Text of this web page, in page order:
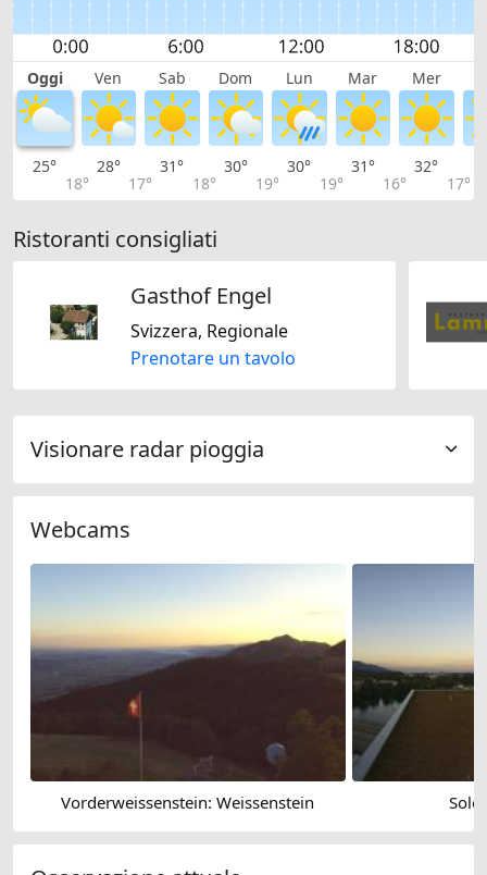
Oggi Ven Sab Dom Lun Mar Mer
25°
18°
28°
17°
31°
18°
30°
19°
30°
19°
31°
16°
32°
17°
Ristoranti consigliati
Gasthof Engel
Svizzera, Regionale
Prenotare un tavolo
Visionare radar pioggia
Webcams
Vorderweissenstein: Weissenstein